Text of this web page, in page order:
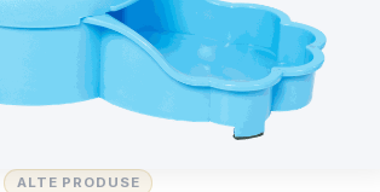
ALTE PRODUSE